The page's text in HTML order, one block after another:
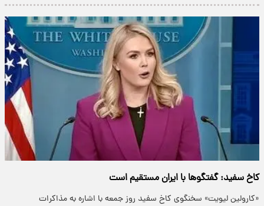
کاخ سفید: گفتگوها با ایران مستقیم است
«کارولین لیویت» سخنگوی کاخ سفید روز جمعه با اشاره به مذاکرات